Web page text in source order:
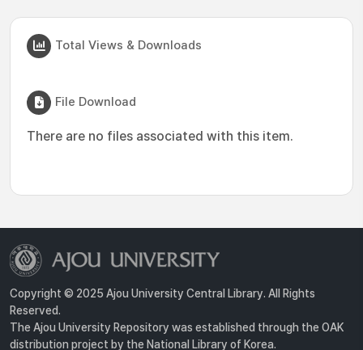
Total Views & Downloads
File Download
There are no files associated with this item.
Copyright © 2025 Ajou University Central Library. All Rights
Reserved.
The Ajou University Repository was established through the OAK
distribution project by the National Library of Korea.